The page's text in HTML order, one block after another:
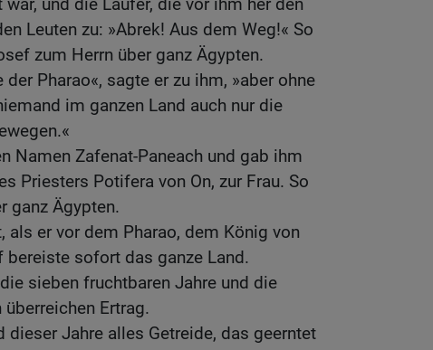
Leuten zu: »Abrek! Aus dem Weg!« So
zum Herrn über ganz Ägypten.
Pharao«, sagte er zu ihm, »aber ohne
im ganzen Land auch nur die
Namen Zafenat-Paneach und gab ihm
Priesters Potifera von On, zur Frau. So
ganz Ägypten.
als er vor dem Pharao, dem König von
bereiste sofort das ganze Land.
sieben fruchtbaren Jahre und die
Ertrag.
dieser Jahre alles Getreide, das geerntet